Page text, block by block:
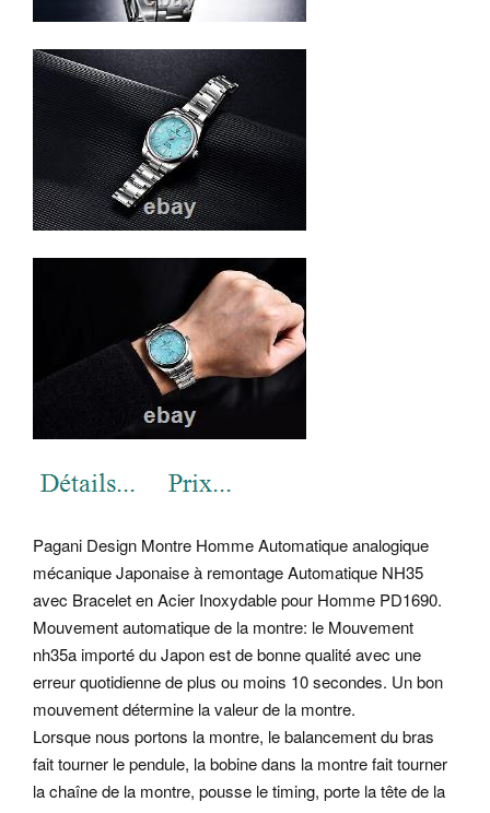
Pagani Design Montre Homme Automatique analogique
mécanique Japonaise à remontage Automatique NH35
avec Bracelet en Acier Inoxydable pour Homme PD1690.
Mouvement automatique de la montre: le Mouvement
nh35a importé du Japon est de bonne qualité avec une
erreur quotidienne de plus ou moins 10 secondes. Un bon
mouvement détermine la valeur de la montre.
Lorsque nous portons la montre, le balancement du bras
fait tourner le pendule, la bobine dans la montre fait tourner
la chaîne de la montre, pousse le timing, porte la tête de la